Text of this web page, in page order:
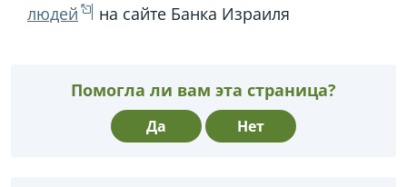
людей
на сайте Банка Израиля
Помогла ли вам эта страница?
Да Нет